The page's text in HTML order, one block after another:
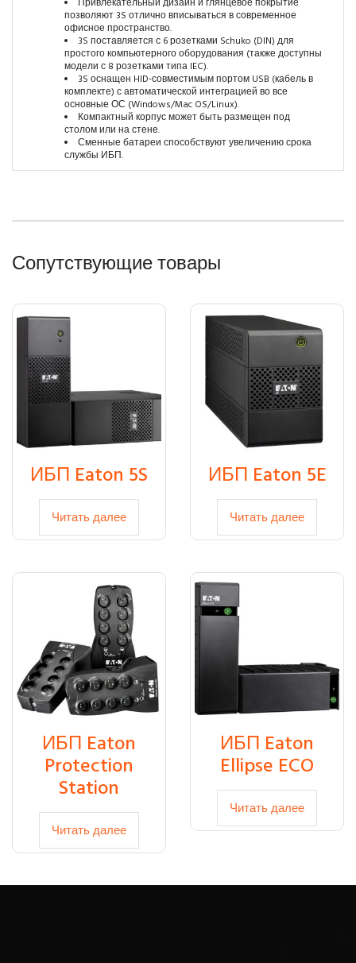
Привлекательный дизайн и глянцевое покрытие
позволяют 3S отлично вписываться в современное
офисное пространство.
3S поставляется с 6 розетками Schuko (DIN) для
простого компьютерного оборудования (также доступны
модели с 8 розетками типа IEC).
3S оснащен HID-совместимым портом USB (кабель в
комплекте) с автоматической интеграцией во все
основные ОС (Windows/Mac OS/Linux).
Компактный корпус может быть размещен под
столом или на стене.
Сменные батареи способствуют увеличению срока
службы ИБП.
Сопутствующие товары
ИБП Eaton 5S
Читать далее
ИБП Eaton 5E
Читать далее
ИБП Eaton
Protection
Station
Читать далее
ИБП Eaton
Ellipse ECO
Читать далее